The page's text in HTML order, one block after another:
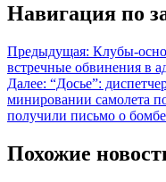
Навигация по
Предыдущая: Клубы-
встречные обвинения в
Далее: “Досье”:
минировании самолета
получили письмо о бомбе
Похожие